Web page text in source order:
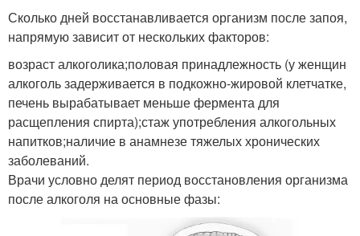
Сколько дней восстанавливается организм после запоя,
напрямую зависит от нескольких факторов:
возраст алкоголика;половая принадлежность (у женщин
алкоголь задерживается в подкожно-жировой клетчатке,
печень вырабатывает меньше фермента для
расщепления спирта);стаж употребления алкогольных
напитков;наличие в анамнезе тяжелых хронических
заболеваний.
Врачи условно делят период восстановления организма
после алкоголя на основные фазы: